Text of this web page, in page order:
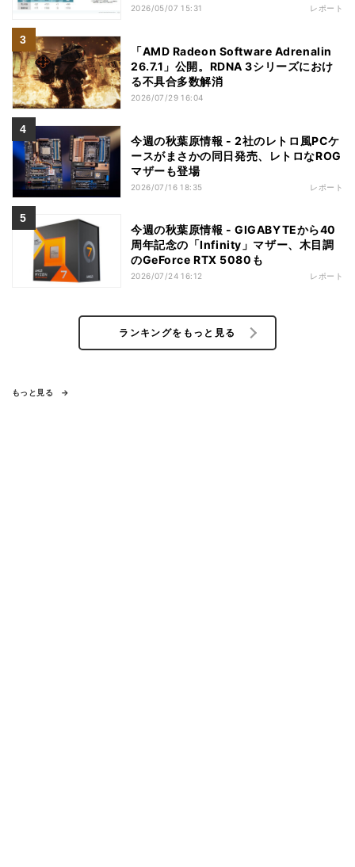
2026/05/07 15:31 レポート
「AMD Radeon Software Adrenalin
26.7.1」公開。RDNA 3シリーズにおけ
る不具合多数解消
2026/07/29 16:04
今週の秋葉原情報 - 2社のレトロ風PCケ
ースがまさかの同日発売、レトロなROG
マザーも登場
2026/07/16 18:35 レポート
今週の秋葉原情報 - GIGABYTEから40
周年記念の「Infinity」マザー、木目調
のGeForce RTX 5080も
2026/07/24 16:12 レポート
ランキングをもっと見る
もっと見る